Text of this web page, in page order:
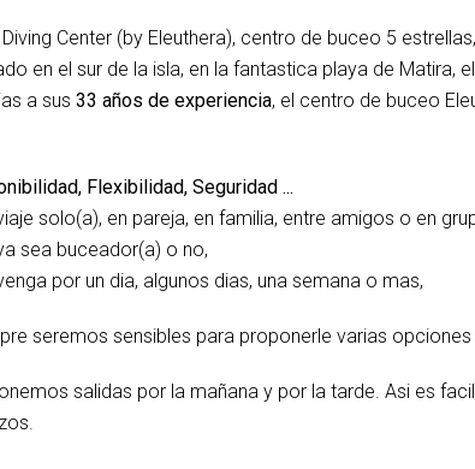
Center (by Eleuthera), centro de buceo 5
en el sur de la isla, en la fantastica playa de Matira,
a sus 33 años de experiencia, el centro de buceo
Flexibilidad, Seguridad ...
solo(a), en pareja, en familia, entre amigos o en
sea buceador(a) o no,
por un dia, algunos dias, una semana o mas,
seremos sensibles para proponerle varias opciones
salidas por la mañana y por la tarde. Asi es